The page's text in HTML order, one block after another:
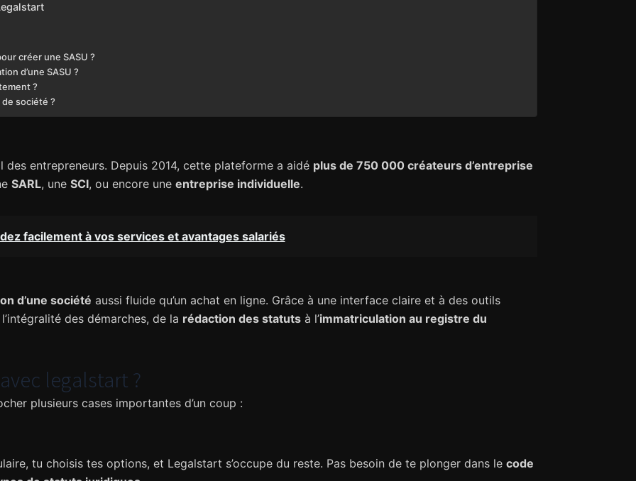
créer une SASU ?
d’une SASU ?
?
société ?
entrepreneurs. Depuis 2014, cette plateforme a aidé plus de 750 000 créateurs d’entreprise
SARL, une SCI, ou encore une entreprise individuelle.
facilement à vos services et avantages salariés
d’une société aussi fluide qu’un achat en ligne. Grâce à une interface claire et à des outils
des démarches, de la rédaction des statutsà l’immatriculation au registre du
legalstart ?
plusieurs cases importantes d’un coup :
tu choisis tes options, et Legalstart s’occupe du reste. Pas besoin de te plonger dans le code